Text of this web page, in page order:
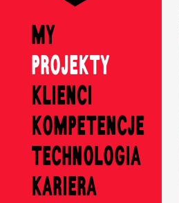
MY
PROJEKTY
KLIENCI
KOMPETENCJE
TECHNOLOGIA
KARIERA